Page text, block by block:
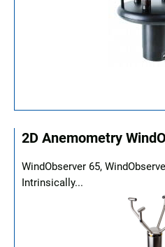
2D Anemometry
WindObserver 65,
Intrinsically...